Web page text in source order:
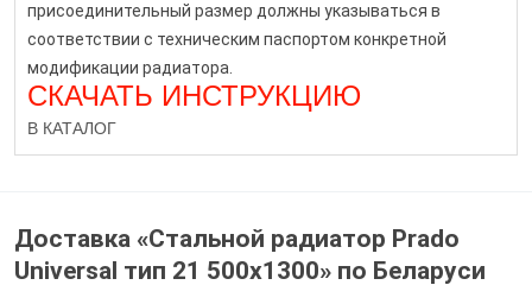
присоединительный размер должны указываться в
соответствии с техническим паспортом конкретной
модификации радиатора.
СКАЧАТЬ ИНСТРУКЦИЮ
В КАТАЛОГ
Доставка «Стальной радиатор Prado
Universal тип 21 500x1300» по Беларуси